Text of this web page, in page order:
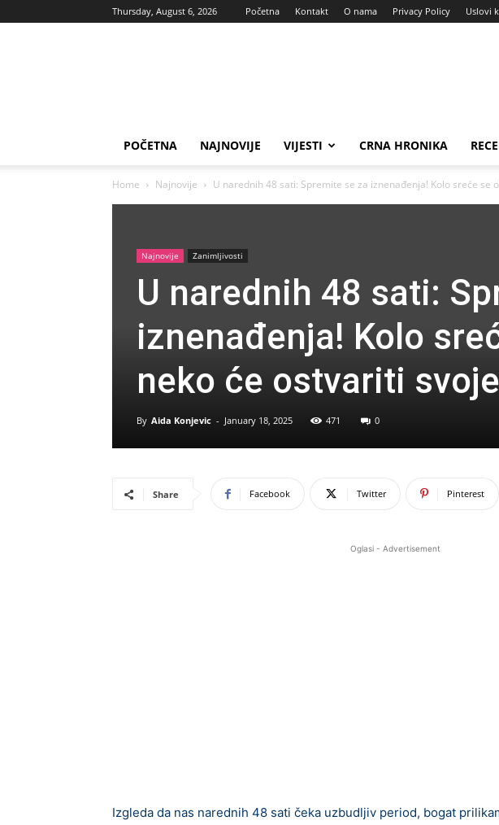
Thursday, August 6, 2026 Početna Kontakt O nama Privacy Policy Uslovi
POČETNA NAJNOVIJE VIJESTI CRNA HRONIKA
Home Najnovije U narednih 48 sati: Spremite se za iznenađenja! Kolo sreće se
Najnovije Zanimljivosti
U narednih 48 sati:
iznenađenja! Kolo
neko će ostvariti
By Aida Konjevic - January 18, 2025 471 0
Share Facebook Twitter Pinterest
Oglasi - Advertisement
Izgleda da nas narednih 48 sati čeka uzbudljiv period, bogat